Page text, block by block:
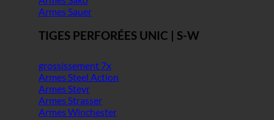
Armes Sauer
TIGES PERFORÉES UNIC | S-W
grossissement 7x
Armes Steel Action
Armes Steyr
Armes Strasser
Armes Winchester